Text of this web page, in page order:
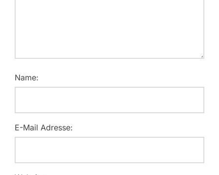
Name:
E-Mail Adresse: